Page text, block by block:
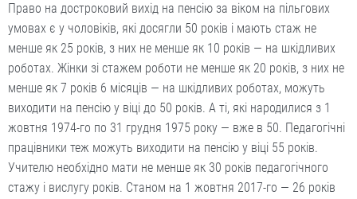
Право на достроковий вихід на пенсію за віком на пільгових
умовах є у чоловіків, які досягли 50 років і мають стаж не
менше як 25 років, з них не менше як 10 років — на шкідливих
роботах. Жінки зі стажем роботи не менше як 20 років, з них не
менше як 7 років 6 місяців — на шкідливих роботах, можуть
виходити на пенсію у віці до 50 років. А ті, які народилися з 1
жовтня 1974-го по 31 грудня 1975 року — вже в 50. Педагогічні
працівники теж можуть виходити на пенсію у віці 55 років.
Учителю необхідно мати не менше як 30 років педагогічного
стажу і вислугу років. Станом на 1 жовтня 2017-го — 26 років